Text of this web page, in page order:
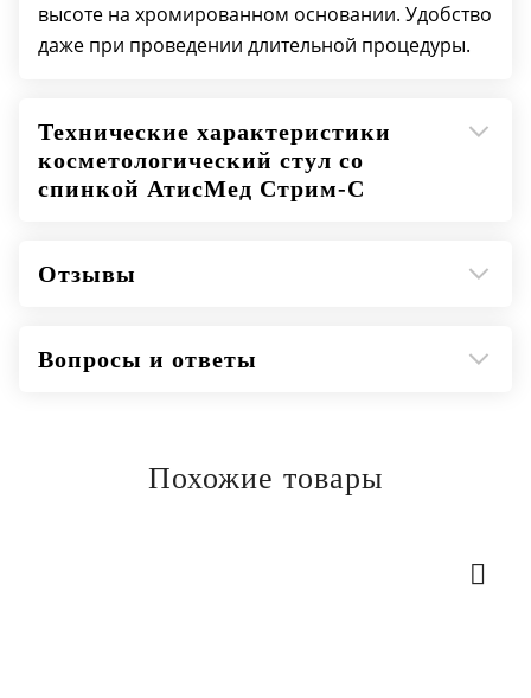
высоте на хромированном основании. Удобство
даже при проведении длительной процедуры.
Технические характеристики
косметологический стул со
спинкой АтисМед Стрим-С
Отзывы
Вопросы и ответы
Похожие товары